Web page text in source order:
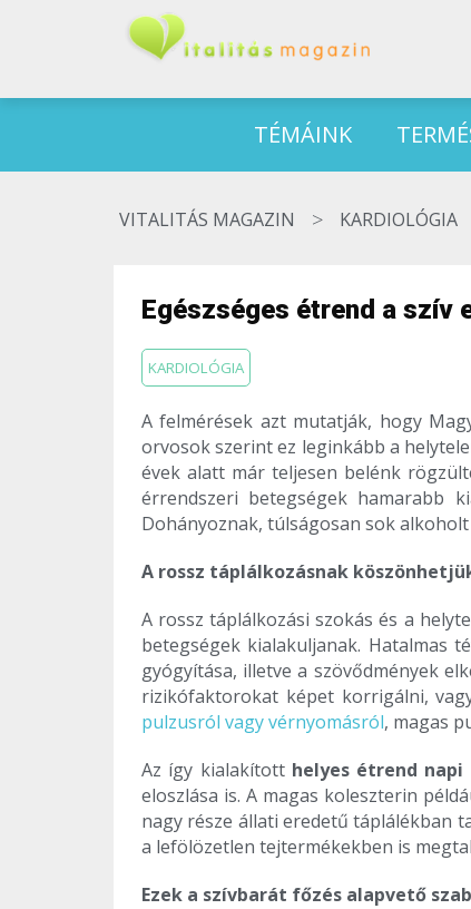
TÉMÁINK
VITALITÁS MAGAZIN > KARDIOLÓGIA
Egészséges étrend a szív
KARDIOLÓGIA
A felmérések azt mutatják, hogy
orvosok szerint ez leginkább a
évek alatt már teljesen belénk
érrendszeri betegségek hamarabb
Dohányoznak, túlságosan sok
A rossz táplálkozásnak
A rossz táplálkozási szokás és a
betegségek kialakuljanak. Hatalmas
gyógyítása, illetve a szövődmények
rizikófaktorokat képet korrigálni,
pulzusról vagy vérnyomásról, magas
Az így kialakított helyes étrend
eloszlása is. A magas koleszterin
nagy része állati eredetű táplálékban
a lefölözetlen tejtermékekben is
Ezek a szívbarát főzés alapvető